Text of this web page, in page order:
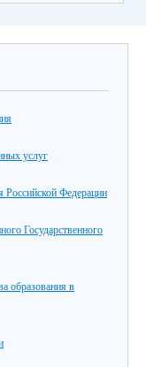
услуг
Российской Федерации
Государственного
образования в